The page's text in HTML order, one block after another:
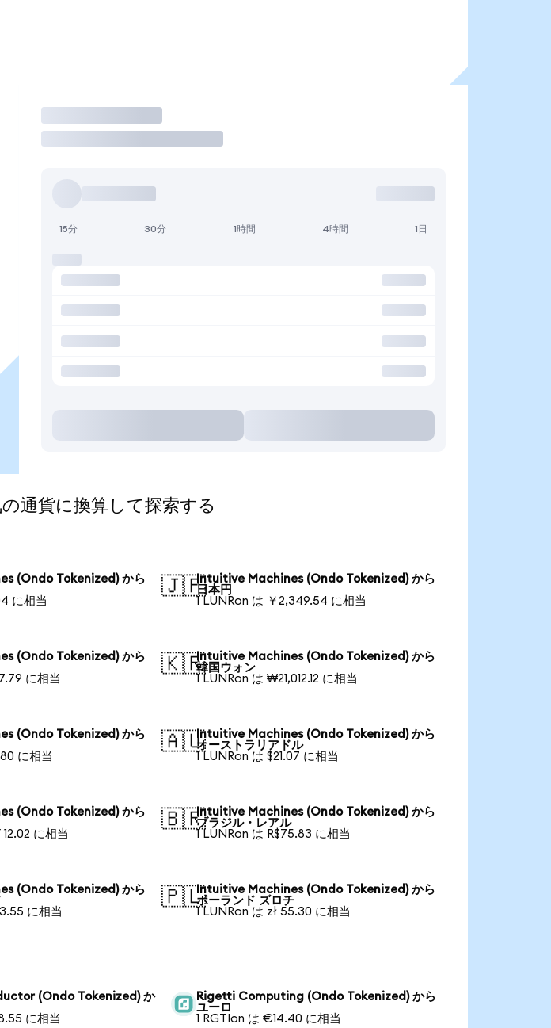
取引
15分 30分 1時間 4時間 1日
貨に換算して探索する
(Ondo Tokenized) から
に相当
🇯🇵Intuitive Machines (Ondo Tokenized) から
日本円
1 LUNRon は ￥2,349.54 に相当
(Ondo Tokenized) から
に相当
🇰🇷Intuitive Machines (Ondo Tokenized) から
韓国ウォン
1 LUNRon は ₩21,012.12 に相当
(Ondo Tokenized) から
に相当
🇦🇺Intuitive Machines (Ondo Tokenized) から
オーストラリアドル
1 LUNRon は $21.07 に相当
(Ondo Tokenized) から
に相当
🇧🇷Intuitive Machines (Ondo Tokenized) から
ブラジル・レアル
1 LUNRon は R$75.83 に相当
(Ondo Tokenized) から
に相当
🇵🇱Intuitive Machines (Ondo Tokenized) から
ポーランド ズロチ
1 LUNRon は zł 55.30 に相当
(Ondo Tokenized) か
に相当
Rigetti Computing (Ondo Tokenized) から
ユーロ
1 RGTIon は €14.40 に相当